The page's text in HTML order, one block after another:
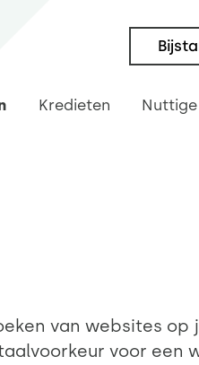
Kredieten
van websites op
voor een